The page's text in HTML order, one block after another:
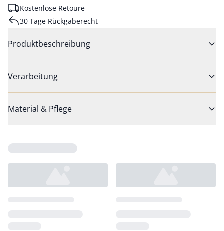
Kostenlose Retoure
30 Tage Rückgaberecht
Produktbeschreibung
Verarbeitung
Material & Pflege